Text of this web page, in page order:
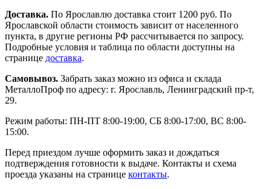
Доставка. По Ярославлю доставка стоит 1200 руб. По
Ярославской области стоимость зависит от населенного
пункта, в другие регионы РФ рассчитывается по запросу.
Подробные условия и таблица по области доступны на
странице доставка.
Самовывоз. Забрать заказ можно из офиса и склада
МеталлоПроф по адресу: г. Ярославль, Ленинградский пр-т,
29.
Режим работы: ПН-ПТ 8:00-19:00, СБ 8:00-17:00, ВС 8:00-
15:00.
Перед приездом лучше оформить заказ и дождаться
подтверждения готовности к выдаче. Контакты и схема
проезда указаны на странице контакты.